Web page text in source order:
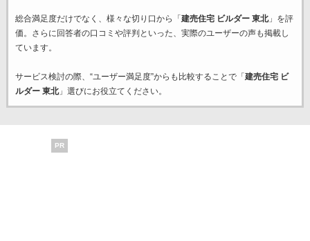
総合満足度だけでなく、様々な切り口から「 建売住宅 ビルダー 東北」を評
価。さらに回答者の口コミや評判といった、実際のユーザーの声も掲載し
ています。
サービス検討の際、“ユーザー満足度”からも比較することで「 建売住宅 ビ
ルダー 東北」選びにお役立てください。
PR